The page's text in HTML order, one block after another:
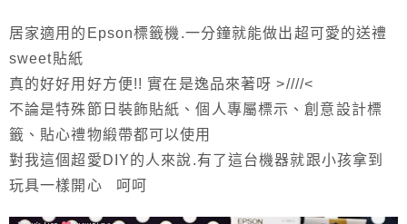
居家適用的Epson標籤機.一分鐘就能做出超可愛的送禮
sweet貼紙
真的好好用好方便!! 實在是逸品來著呀 >////<
不論是特殊節日裝飾貼紙、個人專屬標示、創意設計標
籤、貼心禮物緞帶都可以使用
對我這個超愛DIY的人來說.有了這台機器就跟小孩拿到
玩具一樣開心 呵呵